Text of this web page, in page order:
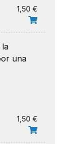
1,50 €
la
una
1,50 €